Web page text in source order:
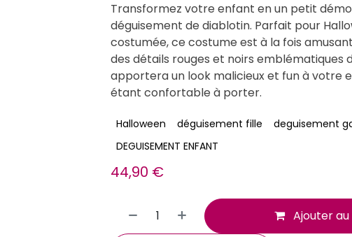
Transformez votre enfant en un petit
déguisement de diablotin. Parfait pour
costumée, ce costume est à la fois
des détails rouges et noirs emblématiques
apportera un look malicieux et fun à votre
étant confortable à porter.
Halloween déguisement fille
deguisement
DEGUISEMENT ENFANT
44,90 €
Ajouter